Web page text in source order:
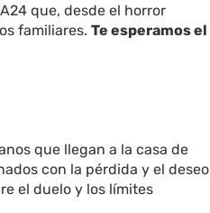
que, desde el horror
familiares. Te esperamos el
que llegan a la casa de
con la pérdida y el deseo
el duelo y los límites